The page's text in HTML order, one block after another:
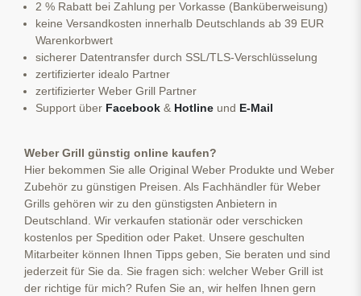
2 % Rabatt bei Zahlung per Vorkasse (Banküberweisung)
keine Versandkosten innerhalb Deutschlands ab 39 EUR
Warenkorbwert
sicherer Datentransfer durch SSL/TLS-Verschlüsselung
zertifizierter idealo Partner
zertifizierter Weber Grill Partner
Support über Facebook & Hotline und E-Mail
Weber Grill günstig online kaufen?
Hier bekommen Sie alle Original Weber Produkte und Weber
Zubehör zu günstigen Preisen. Als Fachhändler für Weber
Grills gehören wir zu den günstigsten Anbietern in
Deutschland. Wir verkaufen stationär oder verschicken
kostenlos per Spedition oder Paket. Unsere geschulten
Mitarbeiter können Ihnen Tipps geben, Sie beraten und sind
jederzeit für Sie da. Sie fragen sich: welcher Weber Grill ist
der richtige für mich? Rufen Sie an, wir helfen Ihnen gern